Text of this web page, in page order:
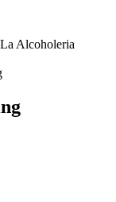
Alcoholeria